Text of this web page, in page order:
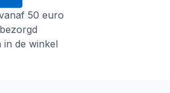
50 euro
de winkel